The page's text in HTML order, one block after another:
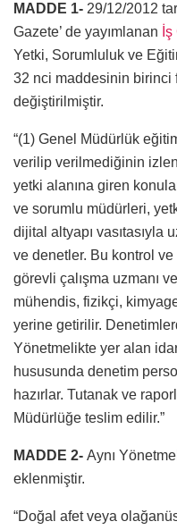
MADDE 1- 29/12/2012
Gazete’ de yayımlanan
Yetki, Sorumluluk ve
32 nci maddesinin birinci
değiştirilmiştir.
“(1) Genel Müdürlük
verilip verilmediğinin
yetki alanına giren
ve sorumlu müdürleri,
dijital altyapı vasıtasıyla
ve denetler. Bu kontrol
görevli çalışma uzmanı
mühendis, fizikçi,
yerine getirilir.
Yönetmelikte yer alan
hususunda denetim
hazırlar. Tutanak ve
Müdürlüğe teslim edilir.”
MADDE 2- Aynı
eklenmiştir.
“Doğal afet veya